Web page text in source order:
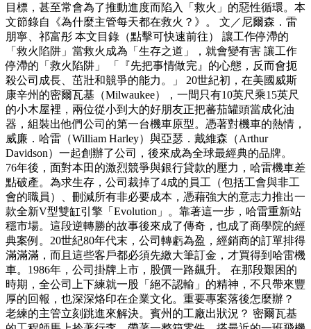
目標，甚至常會為了推動進度而陷入「救火」的惡性循環。本
文節錄自《為什麼主管每天都在救火？》。 文／尼爾森．雷
朋寧、祁富彤 本文目錄（點擊可快速前往） 讓工作停滯的
「救火陷阱」當救火成為「生存之道」，就會變有害 讓工作
停滯的「救火陷阱」 「『先把事情做完』的心態，反而會扼
殺公司成長、茁壯和競爭的能力。」 20世紀初，在美國威斯
康辛州的密爾瓦基（Milwaukee），一間只有10英尺乘15英尺
的小木屋裡，兩位從小到大的好朋友正把蕃茄罐頭當成化油
器，組裝出他們公司的第一台機車原型。憑著對機車的熱情，
威廉．哈雷（William Harley）與亞瑟．戴維森（Arthur
Davidson）一起創辦了公司，後來成為全球最經典的品牌。
76年後，面對本田的激烈競爭與銀行貸款的壓力，哈雷機車差
點破產。為求生存，公司裁掉了4成的員工（包括工會與非工
會的職員）、刪減所有非必要成本，憑藉強大的意志力推出一
款全新V型雙缸引擎「Evolution」。靠著這一步，哈雷重新站
穩市場。這段逆轉勝的故事後來成了傳奇，也成了商學院的經
典案例。20世紀80年代末，公司轉虧為盈，經銷商的訂單排得
滿滿滿，而且這些客戶都必須先繳大筆訂金，才買得到哈雷機
車。1986年，公司掛牌上市，股價一路飆升。 在那段艱困的
時期，全公司上下練就一股「絕不認輸」的精神，不只帶來豐
厚的回報，也深深烙印在企業文化。重要專案落後怎麼辦？
老練的主管立刻跳進來解決。賓州的工廠出狀況？ 密爾瓦基